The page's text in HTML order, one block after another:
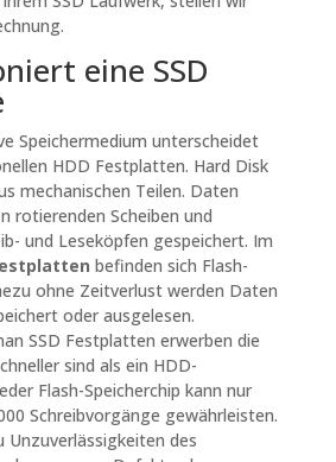
eine SSD
Speichermedium unterscheidet
HDD Festplatten. Hard Disk
mechanischen Teilen. Daten
rotierenden Scheiben und
und Leseköpfen gespeichert. Im
befinden sich Flash-
ohne Zeitverlust werden Daten
oder ausgelesen.
SSD Festplatten erwerben die
sind als ein HDD-
Flash-Speicherchip kann nur
Schreibvorgänge gewährleisten.
Unzuverlässigkeiten des